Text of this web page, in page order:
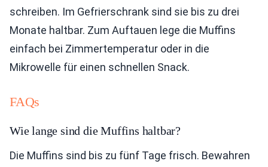
schreiben. Im Gefrierschrank sind sie bis zu drei
Monate haltbar. Zum Auftauen lege die Muffins
einfach bei Zimmertemperatur oder in die
Mikrowelle für einen schnellen Snack.
FAQs
Wie lange sind die Muffins haltbar?
Die Muffins sind bis zu fünf Tage frisch. Bewahren